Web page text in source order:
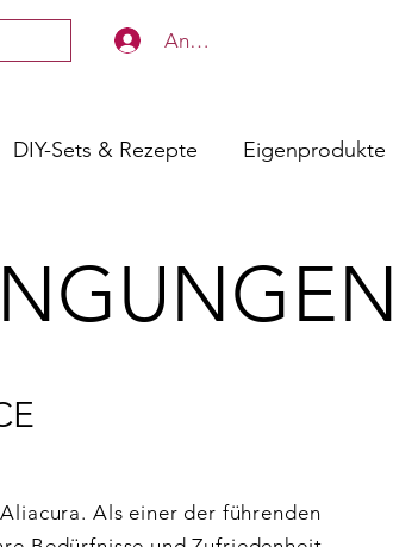
Anmelden
DIY-Sets & Rezepte Eigenprodukte
Als einer der führenden